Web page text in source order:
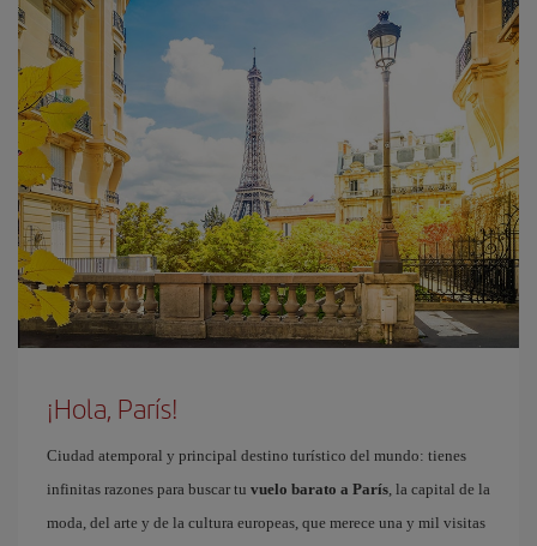
¡Hola, París!
Ciudad atemporal y principal destino turístico del mundo: tienes
infinitas razones para buscar tu vuelo barato a París, la capital de la
moda, del arte y de la cultura europeas, que merece una y mil visitas